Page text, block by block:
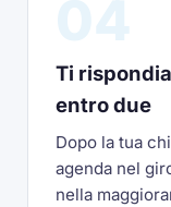
Ti
entro due
Dopo la tua
agenda nel
nella